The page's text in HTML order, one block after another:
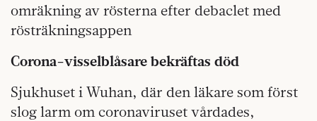
omräkning av rösterna efter debaclet med
rösträkningsappen
Corona-visselblåsare bekräftas död
Sjukhuset i Wuhan, där den läkare som först
slog larm om coronaviruset vårdades,